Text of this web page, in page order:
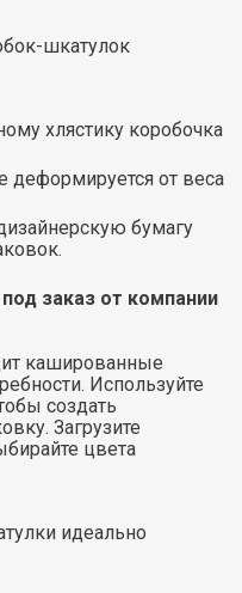
шкатулок
хлястику коробочка
деформируется от веса
бумагу
заказ от компании
кашированные
Используйте
создать
Загрузите
цвета
идеально